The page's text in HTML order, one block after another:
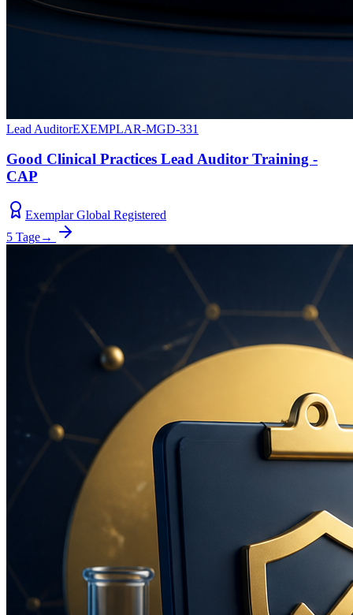
Lead AuditorEXEMPLAR-MGD-331
Good Clinical Practices Lead Auditor Training -
CAP
Exemplar Global Registered
5 Tage→